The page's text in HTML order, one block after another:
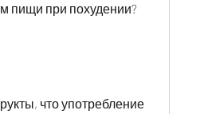
пищи при похудении?
что употребление